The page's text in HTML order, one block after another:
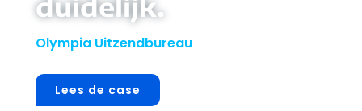
Olympia Uitzendbureau
Lees de case